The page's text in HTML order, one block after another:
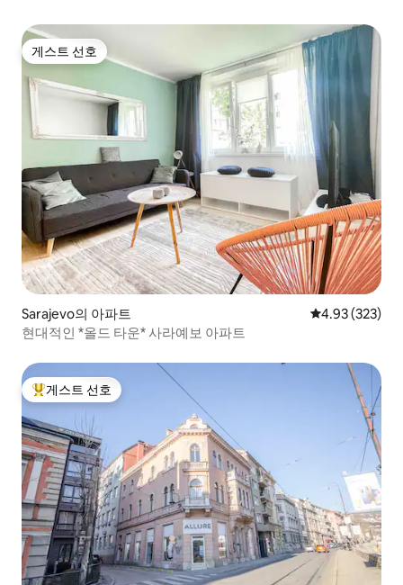
게스트 선호
게스트 선호
Sarajevo의 아파트 평점 4.93점(5
4.93 (323)
현대적인 *올드 타운* 사라예보 아파트
상위 게스트 선호
게스트 선호